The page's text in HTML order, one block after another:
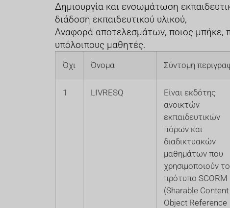
Δημιουργία και ενσωμάτωση
διάδοση εκπαιδευτικού υλικού,
Αναφορά αποτελεσμάτων, ποιος μπήκε,
υπόλοιπους μαθητές.
Όχι Όνομα Σύντομη
1 LIVRESQ
Είναι εκδότης
ανοικτών
εκπαιδευτικών
πόρων και
διαδικτυακών
μαθημάτων που
χρησιμοποιούν το
πρότυπο SCORM
(Sharable Content
Object Reference